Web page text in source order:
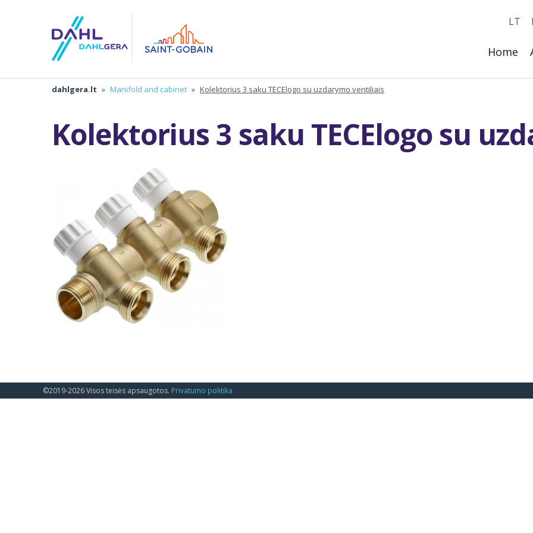
LT
Home
dahlgera.lt » Manifold and cabinet » Kolektorius 3 saku TECElogo su uzdarymo ventiliais
Kolektorius 3 saku TECElogo su
©2019-2026 Visos teisės apsaugotos. Privatumo politika